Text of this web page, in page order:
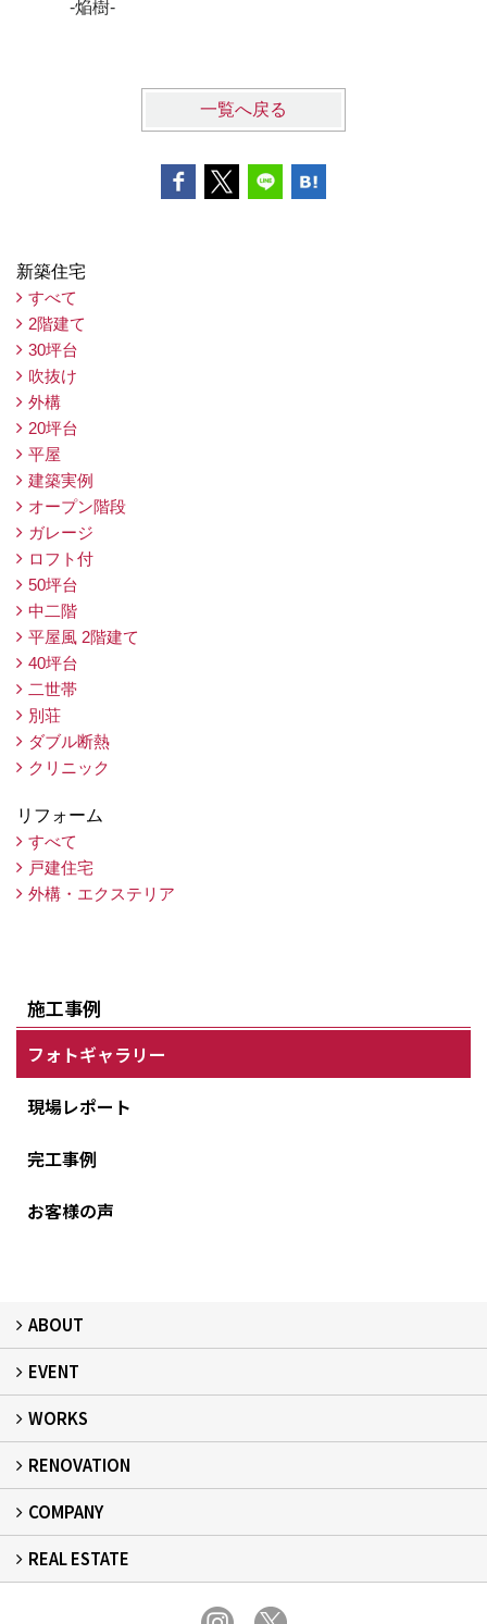
-焔樹-
一覧へ戻る
新築住宅
すべて
2階建て
30坪台
吹抜け
外構
20坪台
平屋
建築実例
オープン階段
ガレージ
ロフト付
50坪台
中二階
平屋風 2階建て
40坪台
二世帯
別荘
ダブル断熱
クリニック
リフォーム
すべて
戸建住宅
外構・エクステリア
施工事例
フォトギャラリー
現場レポート
完工事例
お客様の声
ABOUT
フィアスホームとは
家づくりの流れ
デザイン：注文住宅
居心地：断熱・気密
健康：健康住宅
安心：耐震・保証
自立：次世代レジリエンス住宅
絆：ひと
EVENT
イベント予告
イベント報告
WORKS
建築事例
現場レポート
完工事例
お客様の声
RENOVATION
リフォーム
COMPANY
事業所概要
スタッフ紹介
スタッフブログ
プライバシーポリシー
REAL ESTATE